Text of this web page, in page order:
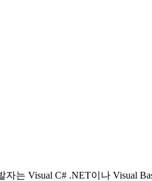
자는 Visual C# .NET이나 Visual